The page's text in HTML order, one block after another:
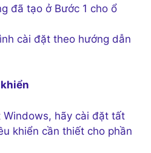
đã tạo ở Bước 1 cho ổ
cài đặt theo hướng dẫn
Windows, hãy cài đặt tất
khiển cần thiết cho phần